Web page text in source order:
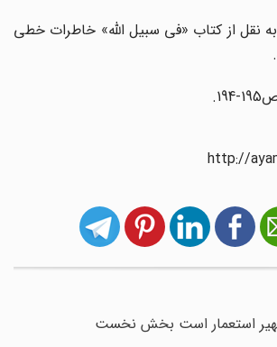
ص175 به نقل از کتاب «فی سبیل الله» خاطرات خطی
http://
استعمار است بخش نخست